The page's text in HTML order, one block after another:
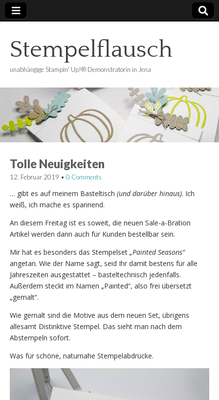
Stempelflausch
unabhängige Stampin' Up!® Demonstratorin in Jena
Tolle Neuigkeiten
12. Februar 2019 • 0 Comments
… gibt es auf meinem Basteltisch (und darüber hinaus). Ich
weiß, ich mache es spannend.
An diesem Freitag ist es soweit, die neuen Sale-a-Bration
Artikel werden dann auch für Kunden bestellbar sein.
Mir hat es besonders das Stempelset „Painted Seasons“
angetan. Wie der Name sagt, seid Ihr damit bestens für alle
Jahreszeiten ausgestattet – basteltechnisch jedenfalls.
Außerdem steckt im Namen „Painted“, also frei übersetzt
„gemalt“.
Wie gemalt sind die Motive aus dem neuen Set, übrigens
allesamt Distinktive Stempel. Das sieht man nach dem
Abstempeln sofort.
Was für schöne, naturnahe Stempelabdrücke.